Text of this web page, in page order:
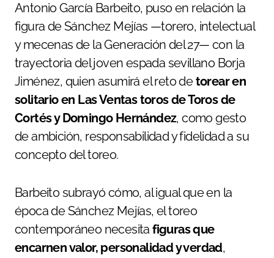
Antonio García Barbeito, puso en relación la
figura de Sánchez Mejías —torero, intelectual
y mecenas de la Generación del 27— con la
trayectoria del joven espada sevillano Borja
Jiménez, quien asumirá el reto detorear en
solitario en Las Ventas toros de Toros de
Cortés y Domingo Hernández, como gesto
de ambición, responsabilidad y fidelidad a su
concepto del toreo.
Barbeito subrayó cómo, al igual que en la
época de Sánchez Mejías, el toreo
contemporáneo necesitafiguras que
encarnen valor, personalidad y verdad,